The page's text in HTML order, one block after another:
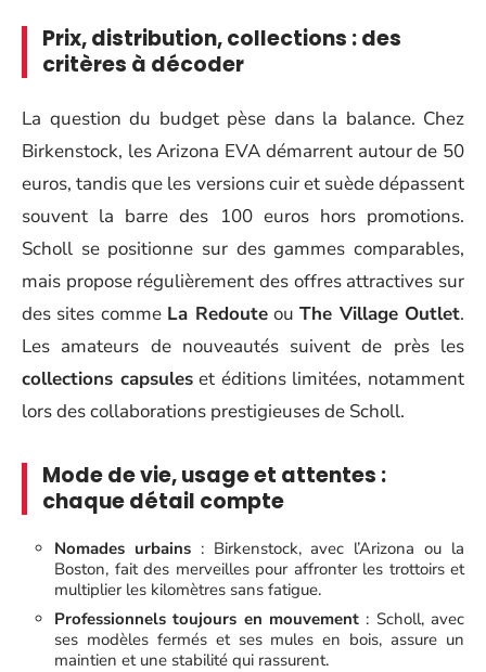
Prix, distribution, collections : des
critères à décoder
La question du budget pèse dans la balance. Chez
Birkenstock, les Arizona EVA démarrent autour de 50
euros, tandis que les versions cuir et suède dépassent
souvent la barre des 100 euros hors promotions.
Scholl se positionne sur des gammes comparables,
mais propose régulièrement des offres attractives sur
des sites comme La RedouteouThe Village Outlet.
Les amateurs de nouveautés suivent de près les
collections capsuleset éditions limitées, notamment
lors des collaborations prestigieuses de Scholl.
Mode de vie, usage et attentes :
chaque détail compte
Nomades urbains: Birkenstock, avec l’Arizona ou la
Boston, fait des merveilles pour affronter les trottoirs et
multiplier les kilomètres sans fatigue.
Professionnels toujours en mouvement : Scholl, avec
ses modèles fermés et ses mules en bois, assure un
maintien et une stabilité qui rassurent.